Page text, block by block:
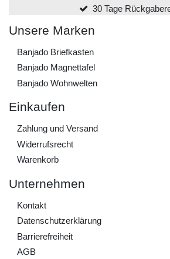
30 Tage
Unsere Marken
Banjado Briefkasten
Banjado Magnettafel
Banjado Wohnwelten
Einkaufen
Zahlung und Versand
Widerrufs­recht
Warenkorb
Unternehmen
Kontakt
Daten­schutz­erklärung
Barrierefreiheit
AGB